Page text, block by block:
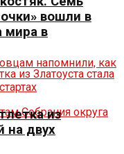
вошли в
мира в
из
на двух